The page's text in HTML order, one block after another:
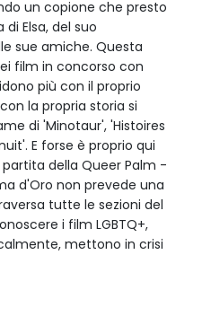
un copione che presto
Elsa, del suo
sue amiche. Questa
film in concorso con
più con il proprio
la propria storia si
di 'Minotaur', 'Histoires
E forse è proprio qui
della Queer Palm -
d'Oro non prevede una
tutte le sezioni del
i film LGBTQ+,
mettono in crisi